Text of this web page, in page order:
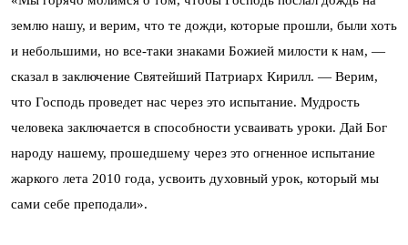
землю нашу, и верим, что те дожди, которые прошли, были хоть
и небольшими, но все-таки знаками Божией милости к нам, —
сказал в заключение Святейший Патриарх Кирилл. — Верим,
что Господь проведет нас через это испытание. Мудрость
человека заключается в способности усваивать уроки. Дай Бог
народу нашему, прошедшему через это огненное испытание
жаркого лета 2010 года, усвоить духовный урок, который мы
сами себе преподали».